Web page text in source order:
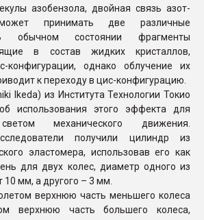
азобензола, двойная связь азот-
принимать две различные
обычном состоянии фрагменты
в состав жидких кристаллов,
конфигурации, однако облучение их
к переходу в цис-конфигурацию.
Ikeda) из Института Технологии Токио
использования этого эффекта для
механического движения.
получили цилиндр из
эластомера, использовав его как
для двух колес, диаметр одного из
10 мм, а другого – 3 мм.
верхнюю часть меньшего колеса
верхнюю часть большего колеса,